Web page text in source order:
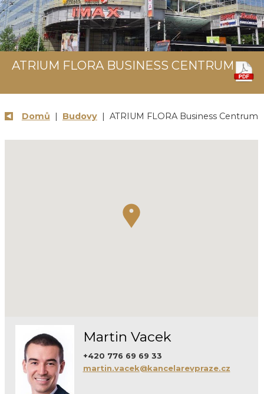
ATRIUM FLORA BUSINESS CENTRUM
Domů | Budovy| ATRIUM FLORA Business Centrum
Martin Vacek
+420 776 69 69 33
martin.vacek@kancelarevpraze.cz